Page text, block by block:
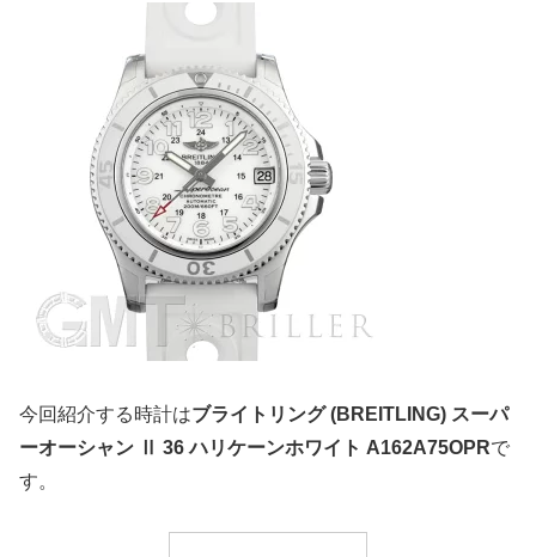
今回紹介する時計はブライトリング (BREITLING) スーパ
ーオーシャン Ⅱ 36 ハリケーンホワイト A162A75OPRで
す。